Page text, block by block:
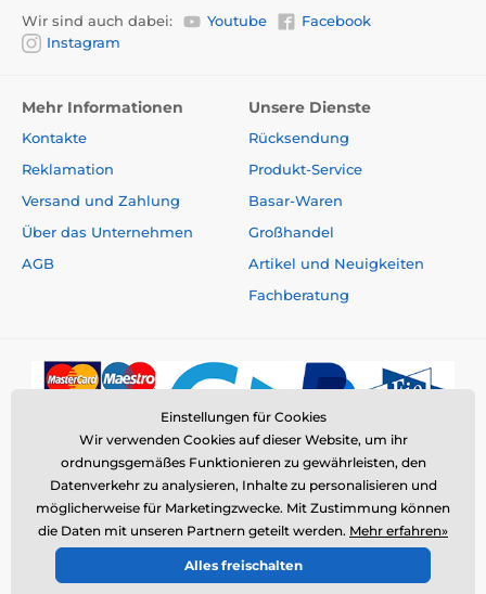
Wir sind auch dabei: Youtube
Facebook
Instagram
Mehr Informationen
Kontakte
Reklamation
Versand und Zahlung
Über das Unternehmen
AGB
Unsere Dienste
Rücksendung
Produkt-Service
Basar-Waren
Großhandel
Artikel und Neuigkeiten
Fachberatung
© 2026 www.elektro-halsbander.de ⦁ E-Shop erstellt von
SIMPLIA.cz
Einstellungen für Cookies
Wir verwenden Cookies auf dieser Website, um ihr
ordnungsgemäßes Funktionieren zu gewährleisten, den
Datenverkehr zu analysieren, Inhalte zu personalisieren und
möglicherweise für Marketingzwecke. Mit Zustimmung können
die Daten mit unseren Partnern geteilt werden. Mehr erfahren»
Alles freischalten